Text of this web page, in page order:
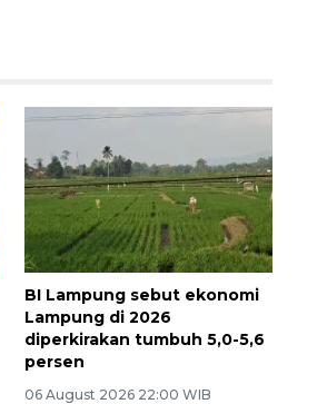
BI Lampung sebut ekonomi
Lampung di 2026
diperkirakan tumbuh 5,0-5,6
persen
06 August 2026 22:00 WIB